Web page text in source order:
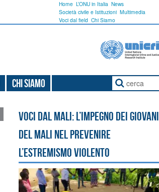
Home L’ONU in Italia News
Società civile e Istituzioni Multimedia
Voci dal field Chi Siamo
Chi Siamo
Voci dal Mali: l’impegno dei giovani
del Mali nel prevenire
l’estremismo violento